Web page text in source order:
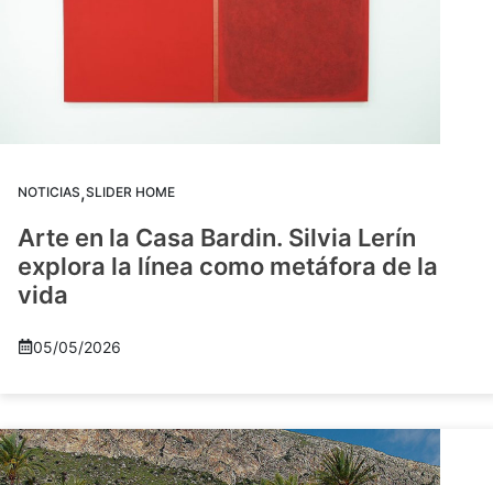
NOTICIAS,SLIDER HOME
Arte en la Casa Bardin. Silvia Lerín
explora la línea como metáfora de la
vida
05/05/2026